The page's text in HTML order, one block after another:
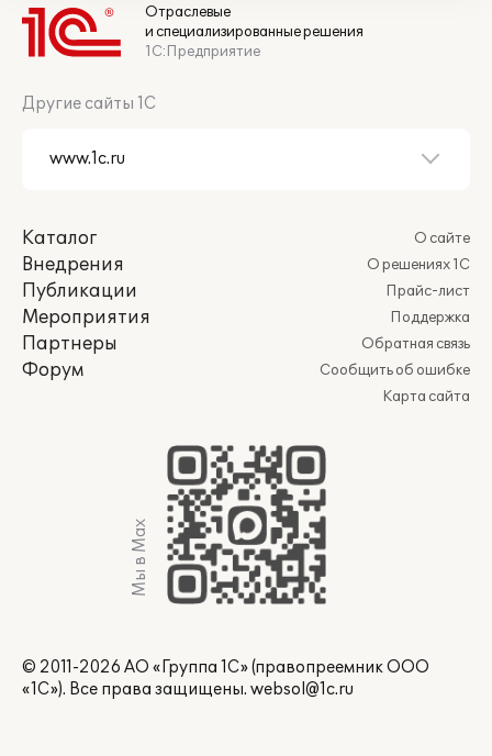
Отраслевые
и специализированные решения
1С:Предприятие
Другие сайты 1С
Каталог
Внедрения
Публикации
Мероприятия
Партнеры
Форум
О сайте
О решениях 1С
Прайс-лист
Поддержка
Обратная связь
Сообщить об ошибке
Карта сайта
Мы в Max
© 2011-2026 АО «Группа 1С» (правопреемник ООО
«1С»). Все права защищены. websol@1c.ru